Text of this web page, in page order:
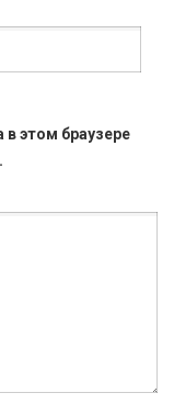
в этом браузере